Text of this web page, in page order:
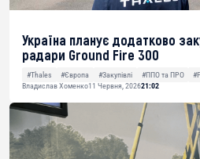
Україна планує додатково
радари Ground Fire 300
#Thales #Європа #Закупівлі #ППО та ПРО
Владислав Хоменко11 Червня, 202621:02